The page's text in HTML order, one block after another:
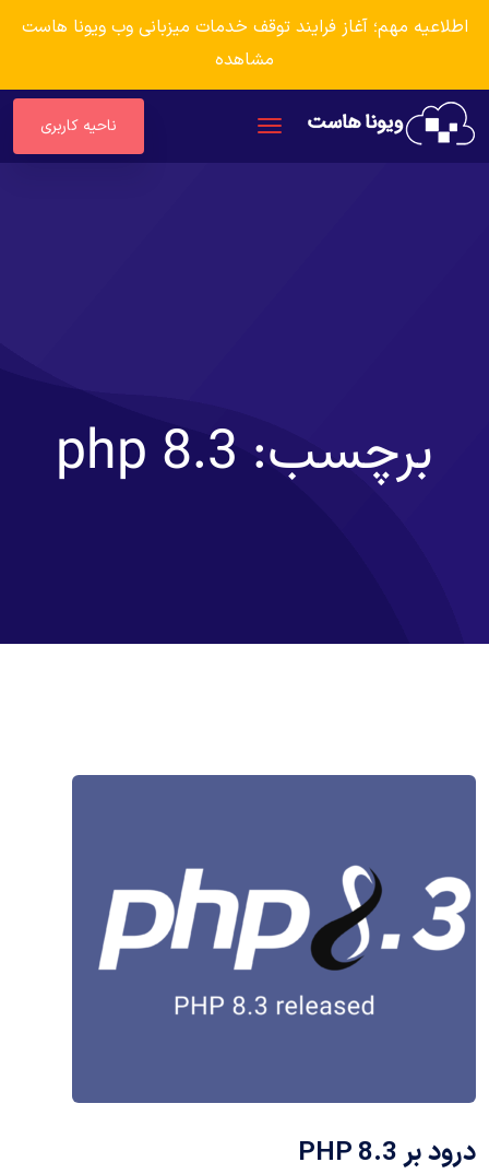
اطلاعیه مهم؛ آغاز فرایند توقف خدمات میزبانی وب ویونا هاست
مشاهده
ناحیه کاربری
برچسب: php 8.3
درود بر PHP 8.3